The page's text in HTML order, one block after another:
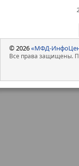
© 2026«МФД-
Все права защищены.